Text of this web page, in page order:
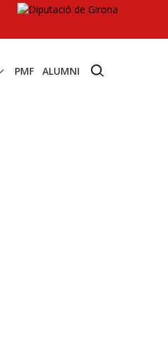
PMF ALUMNI